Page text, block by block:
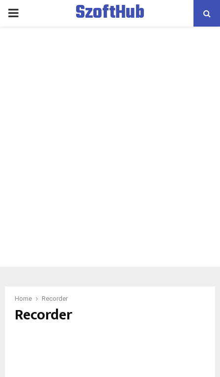
PRIMARY
SzoftHub
Home Recorder
Recorder